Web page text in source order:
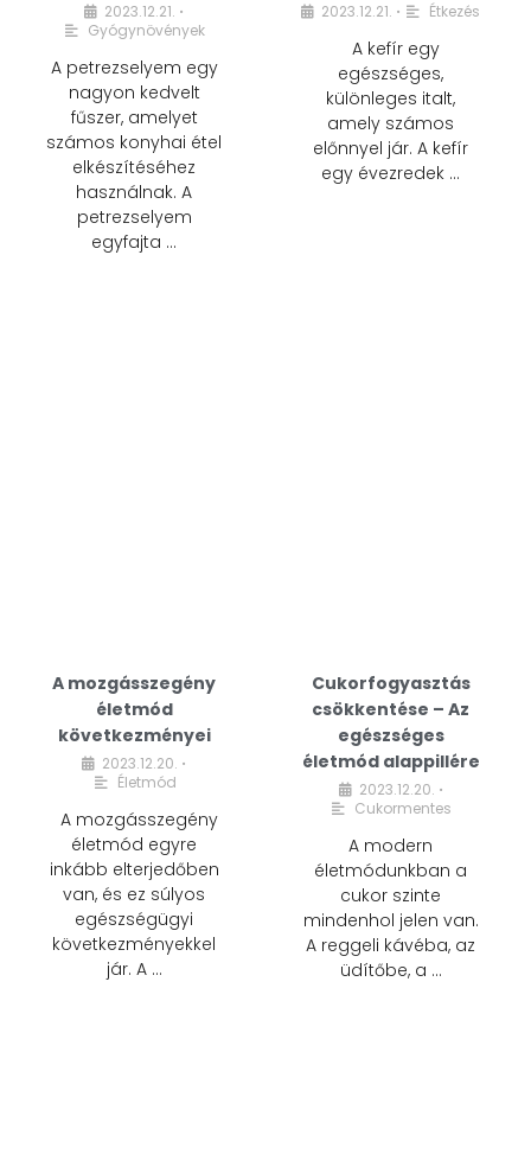
2023.12.21. •
Gyógynövények
A petrezselyem egy
nagyon kedvelt
fűszer, amelyet
számos konyhai étel
elkészítéséhez
használnak. A
petrezselyem
egyfajta …
2023.12.21. • Étkezés
A kefír egy
egészséges,
különleges italt,
amely számos
előnnyel jár. A kefír
egy évezredek …
A mozgásszegény
életmód
következményei
2023.12.20. •
Életmód
A mozgásszegény
életmód egyre
inkább elterjedőben
van, és ez súlyos
egészségügyi
következményekkel
jár. A …
Cukorfogyasztás
csökkentése – Az
egészséges
életmód alappillére
2023.12.20. •
Cukormentes
A modern
életmódunkban a
cukor szinte
mindenhol jelen van.
A reggeli kávéba, az
üdítőbe, a …